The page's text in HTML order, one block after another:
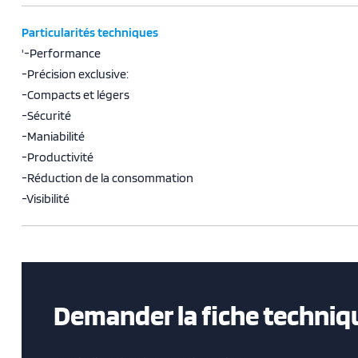
Particularités techniques
'-Performance
-Précision exclusive:
-Compacts et légers
-Sécurité
-Maniabilité
-Productivité
-Réduction de la consommation
-Visibilité
Demander la fiche